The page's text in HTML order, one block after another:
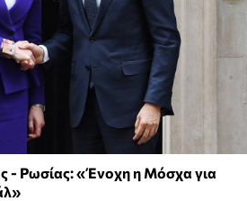
- Ρωσίας: «Ένοχη η Μόσχα για